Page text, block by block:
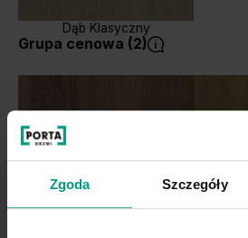
Zgoda Szczegóły
Dąb Klasyczny
Grupa cenowa (2)